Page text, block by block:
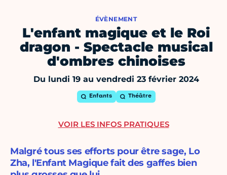
ÉVÈNEMENT
L'enfant magique et le Roi
dragon - Spectacle musical
d'ombres chinoises
Du lundi 19 au vendredi 23 février 2024
Enfants Théâtre
Malgré tous ses efforts pour être sage, Lo
Zha, l'Enfant Magique fait des gaffes bien
VOIR LES INFOS PRATIQUES